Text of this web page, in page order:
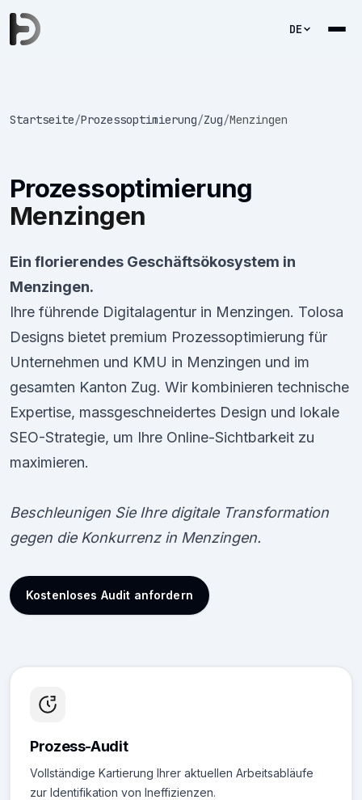
DE
Startseite/Prozessoptimierung/Zug/Menzingen
Prozessoptimierung
Menzingen
Ein florierendes Geschäftsökosystem in
Menzingen.
Ihre führende Digitalagentur in Menzingen. Tolosa
Designs bietet premium Prozessoptimierung für
Unternehmen und KMU in Menzingen und im
gesamten Kanton Zug. Wir kombinieren technische
Expertise, massgeschneidertes Design und lokale
SEO-Strategie, um Ihre Online-Sichtbarkeit zu
maximieren.
Beschleunigen Sie Ihre digitale Transformation
gegen die Konkurrenz in Menzingen.
Kostenloses Audit anfordern
Prozess-Audit
Vollständige Kartierung Ihrer aktuellen Arbeitsabläufe
zur Identifikation von Ineffizienzen.